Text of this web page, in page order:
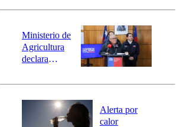
revisa la
epicentro
Ministerio de
Agricultura
declara
agrícola para
Alerta por
calor